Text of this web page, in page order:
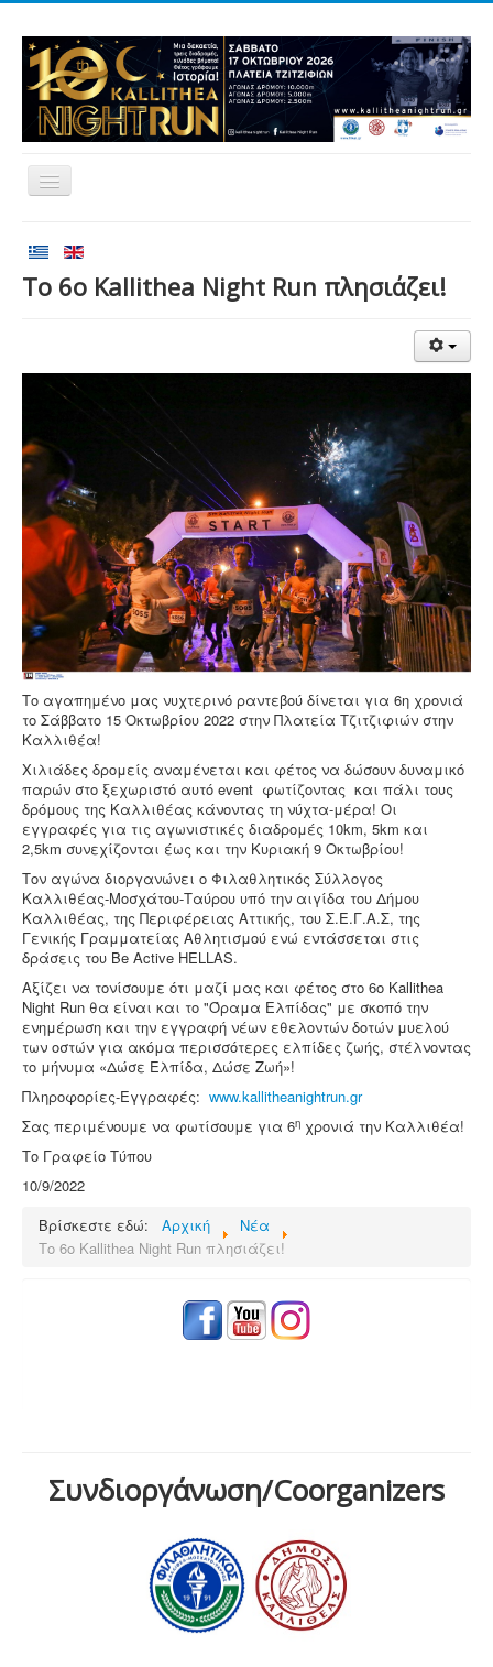
Εγγραφές
Νέα
Χορηγοί
Επικοινωνία
Το 6o Kallithea Night Run πλησιάζει!
Το αγαπημένο μας νυχτερινό ραντεβού δίνεται για 6η χρονιά
το Σάββατο 15 Οκτωβρίου 2022 στην Πλατεία Τζιτζιφιών στην
Καλλιθέα!
Χιλιάδες δρομείς αναμένεται και φέτος να δώσουν δυναμικό
παρών στο ξεχωριστό αυτό event φωτίζοντας και πάλι τους
δρόμους της Καλλιθέας κάνοντας τη νύχτα-μέρα! Οι
εγγραφές για τις αγωνιστικές διαδρομές 10km, 5km και
2,5km συνεχίζονται έως και την Κυριακή 9 Οκτωβρίου!
Τον αγώνα διοργανώνει ο Φιλαθλητικός Σύλλογος
Καλλιθέας-Μοσχάτου-Ταύρου υπό την αιγίδα του Δήμου
Καλλιθέας, της Περιφέρειας Αττικής, του Σ.Ε.Γ.Α.Σ, της
Γενικής Γραμματείας Αθλητισμού ενώ εντάσσεται στις
δράσεις του Be Active HELLAS.
Αξίζει να τονίσουμε ότι μαζί μας και φέτος στο 6ο Kallithea
Night Run θα είναι και το "Όραμα Ελπίδας" με σκοπό την
ενημέρωση και την εγγραφή νέων εθελοντών δοτών μυελού
των οστών για ακόμα περισσότερες ελπίδες ζωής, στέλνοντας
το μήνυμα «Δώσε Ελπίδα, Δώσε Ζωή»!
Πληροφορίες-Εγγραφές: www.kallitheanightrun.gr
Σας περιμένουμε να φωτίσουμε για 6η χρονιά την Καλλιθέα!
Το Γραφείο Τύπου
10/9/2022
Βρίσκεστε εδώ:
Αρχική
Νέα
Το 6o Kallithea Night Run πλησιάζει!
Συνδιοργάνωση/Coorganizers